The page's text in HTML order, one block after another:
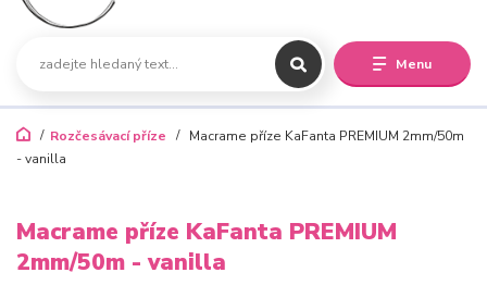
Menu
Rozčesávací příze
Macrame příze KaFanta PREMIUM 2mm/50m
- vanilla
Macrame příze KaFanta PREMIUM
2mm/50m - vanilla